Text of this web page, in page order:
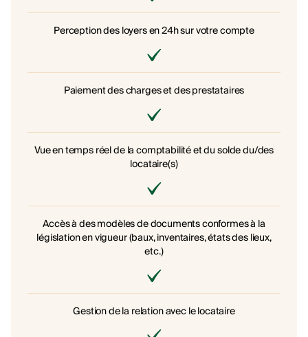
Perception des loyers en 24h sur votre compte
Paiement des charges et des prestataires
Vue en temps réel de la comptabilité et du solde du/des
locataire(s)
Accès à des modèles de documents conformes à la
législation en vigueur (baux, inventaires, états des lieux,
etc.)
Gestion de la relation avec le locataire